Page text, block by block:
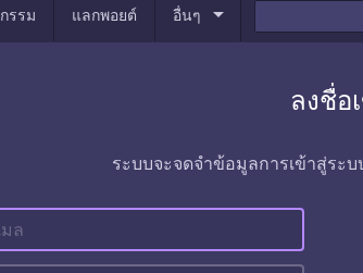
รรม แลกพอยต์ อื่นๆ arrow_drop_down
ลงชื่อ
ระบบจะจดจำข้อมูลการเข้าสู่ระ